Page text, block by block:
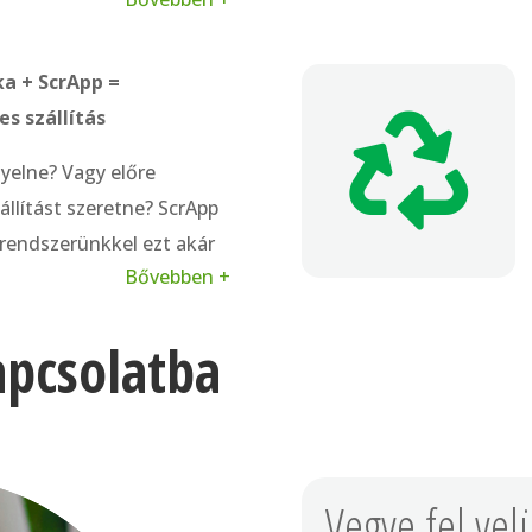
igazodva
+ ScrApp =
szállítás
Vagy előre
szeretne? ScrApp
ezt akár
Kiemelkedő
alvállalkozói
szállítás mindig
Bővebben +
